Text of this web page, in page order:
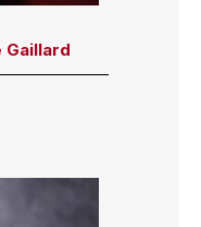
Gaillard